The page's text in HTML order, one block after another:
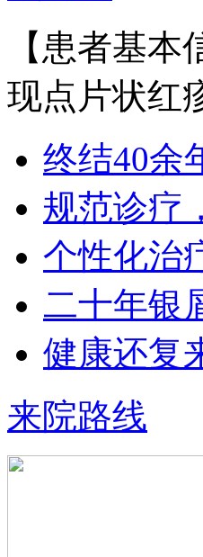
王宝旗 副主任医
专业（原博润医…【详情】
王小博 住院医师
疗与科研多年… 【详情】
【患者基
现点片状红
终结40余
规范诊疗
个性化治
二十年银
健康还复
来院路线